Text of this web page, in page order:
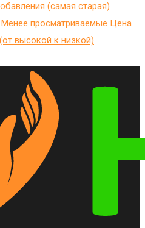
(самая старая)
Менее просматриваемые Цена
высокой к низкой)